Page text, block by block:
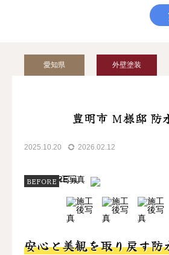
外壁塗装
愛知県
豊明市 Ｍ様邸 防
2025.10.20 2026.02.12
BEFORE
安心と美観を取り戻す防
施工メニュー